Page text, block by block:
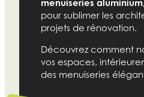
menuiseries
pour sublimer les
projets de rénovation.
Découvrez comment
vos espaces,
des menuiseries